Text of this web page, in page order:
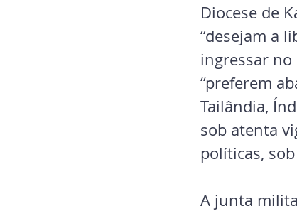
Diocese de
“desejam a
ingressar no
“preferem
Tailândia,
sob atenta
políticas,
A junta